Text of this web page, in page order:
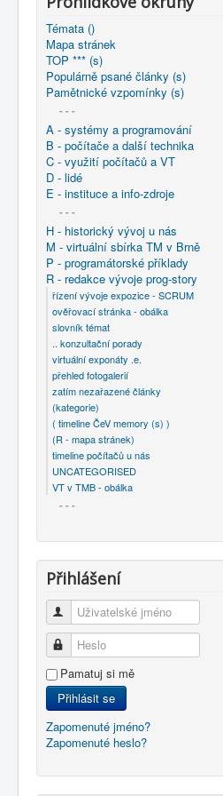
COBOL
O nás
Úvod
R - redakce vývoje
UNCATEGORISED
ok-1 (s):
Témata ()
Mapa stránek
TOP *** (s)
Populárně psané články (s)
Pamětnické vzpomínky (s)
- - -
A - systémy a programování
B - počítače a další technika
C - využití počítačů a VT
D - lidé
E - instituce a info-zdroje
- - -
H - historický vývoj u nás
M - virtuální sbírka TM v Brně
P - programátorské příklady
R - redakce vývoje prog-story
řízení vývoje expozice - SCRUM
ověřovací stránka - obálka
slovník témat
.. konzultační porady
virtuální exponáty .e.
přehled fotogalerií
zatím nezařazené články
(kategorie)
( timeline ČeV memory (s) )
(R - mapa stránek)
timeline počítačů u nás
UNCATEGORISED
VT v TMB - obálka
- - -
Přihlášení
Uživatelské jméno
Heslo
Pamatuj si mě
Přihlásit se
Zapomenuté jméno?
Zapomenuté heslo?